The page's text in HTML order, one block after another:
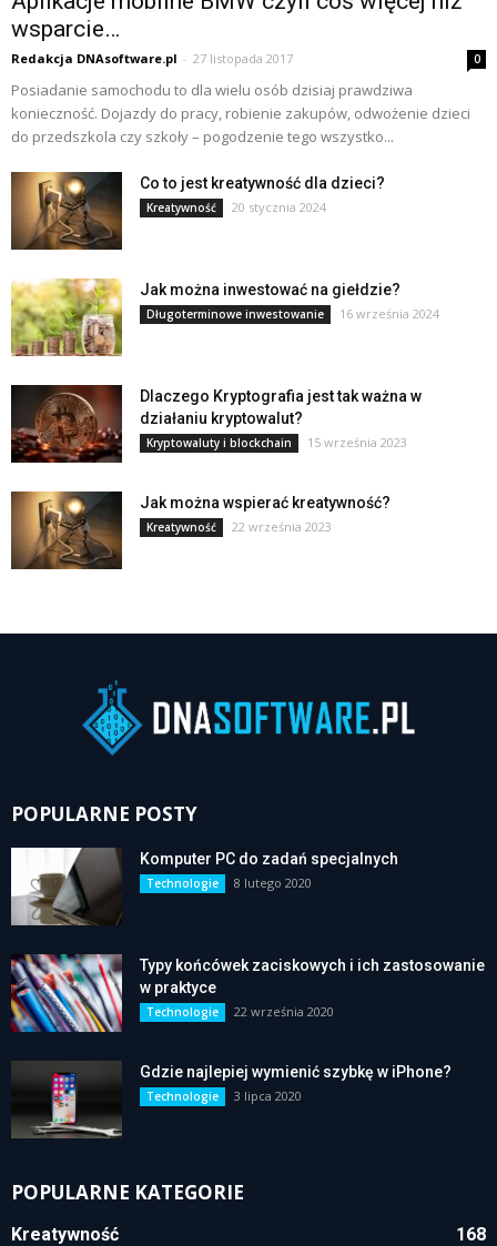
wsparcie…
Redakcja DNAsoftware.pl - 27 listopada 2017 0
Posiadanie samochodu to dla wielu osób dzisiaj prawdziwa
konieczność. Dojazdy do pracy, robienie zakupów, odwożenie dzieci
do przedszkola czy szkoły – pogodzenie tego wszystko...
Co to jest kreatywność dla dzieci?
Kreatywność 20 stycznia 2024
Jak można inwestować na giełdzie?
Długoterminowe inwestowanie 16 września 2024
Dlaczego Kryptografia jest tak ważna w
działaniu kryptowalut?
Kryptowaluty i blockchain 15 września 2023
Jak można wspierać kreatywność?
Kreatywność 22 września 2023
POPULARNE POSTY
Komputer PC do zadań specjalnych
Technologie 8 lutego 2020
Typy końcówek zaciskowych i ich zastosowanie
w praktyce
Technologie 22 września 2020
Gdzie najlepiej wymienić szybkę w iPhone?
Technologie 3 lipca 2020
POPULARNE KATEGORIE
Kreatywność 168